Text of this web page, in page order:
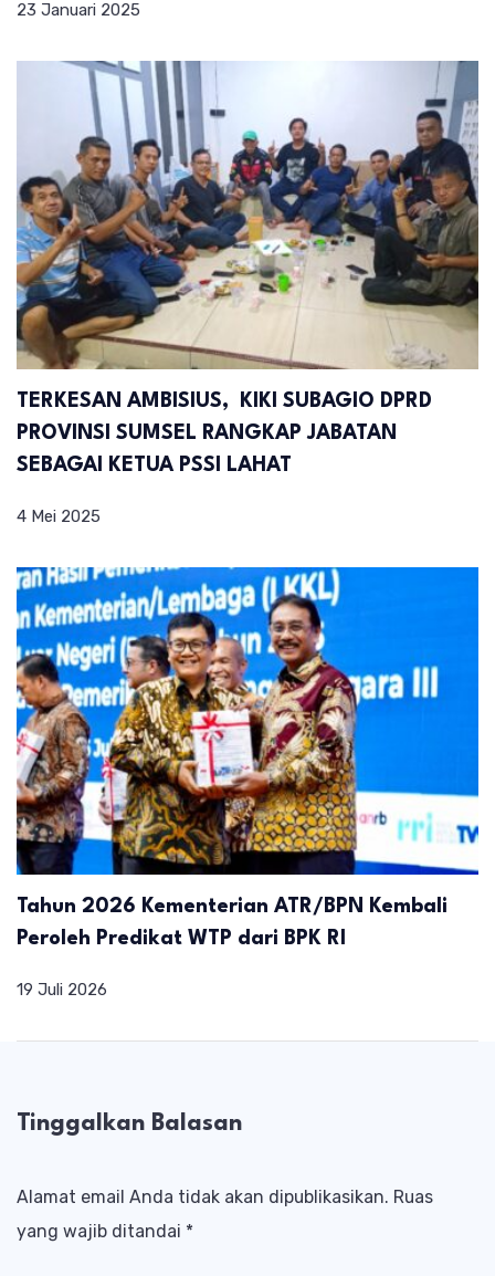
23 Januari 2025
TERKESAN AMBISIUS, KIKI SUBAGIO DPRD
PROVINSI SUMSEL RANGKAP JABATAN
SEBAGAI KETUA PSSI LAHAT
4 Mei 2025
Tahun 2026 Kementerian ATR/BPN Kembali
Peroleh Predikat WTP dari BPK RI
19 Juli 2026
Tinggalkan Balasan
Alamat email Anda tidak akan dipublikasikan. Ruas
yang wajib ditandai *